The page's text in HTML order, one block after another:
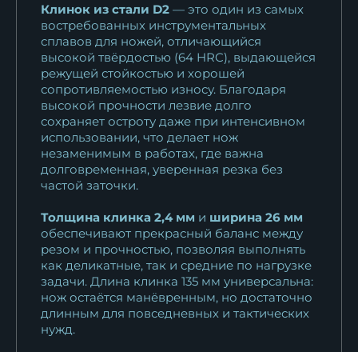
Клинок из стали D2 — это один из самых
востребованных инструментальных
сплавов для ножей, отличающийся
высокой твёрдостью (64 HRC), выдающейся
режущей стойкостью и хорошей
сопротивляемостью износу. Благодаря
высокой прочности лезвие долго
сохраняет остроту даже при интенсивном
использовании, что делает нож
незаменимым в работах, где важна
долговременная, уверенная резка без
частой заточки.
Толщина клинка 2,4 мм и ширина 26 мм
обеспечивают прекрасный баланс между
резом и прочностью, позволяя выполнять
как деликатные, так и средние по нагрузке
задачи. Длина клинка 135 мм универсальна:
нож остаётся манёвренным, но достаточно
длинным для повседневных и тактических
нужд.